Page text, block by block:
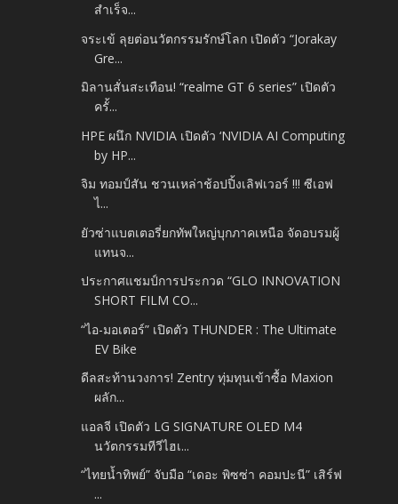
สำเร็จ...
จระเข้ ลุยต่อนวัตกรรมรักษ์โลก เปิดตัว “Jorakay
Gre...
มิลานสั่นสะเทือน! “realme GT 6 series” เปิดตัว
ครั้...
HPE ผนึก NVIDIA เปิดตัว ‘NVIDIA AI Computing
by HP...
จิม ทอมป์สัน ชวนเหล่าช้อปปิ้งเลิฟเวอร์ !!! ซีเอฟ
ไ...
ยัวซ่าแบตเตอรี่ยกทัพใหญ่บุกภาคเหนือ จัดอบรมผู้
แทนจ...
ประกาศแชมป์การประกวด “GLO INNOVATION
SHORT FILM CO...
“ไอ-มอเตอร์” เปิดตัว THUNDER : The Ultimate
EV Bike
ดีลสะท้านวงการ! Zentry ทุ่มทุนเข้าซื้อ Maxion
ผลัก...
แอลจี เปิดตัว LG SIGNATURE OLED M4
นวัตกรรมทีวีไฮเ...
“ไทยน้ำทิพย์” จับมือ “เดอะ พิซซ่า คอมปะนี” เสิร์ฟ
...